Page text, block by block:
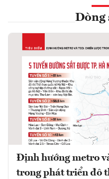
Dòng
Định hướng metro
trong phát triển đô